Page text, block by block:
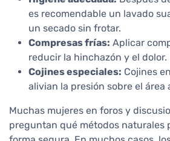
es recomendable un lavado
un secado sin frotar.
Compresas frías: Aplicar
reducir la hinchazón y el dolor.
Cojines especiales: Cojines
alivian la presión sobre el área
Muchas mujeres en foros y
preguntan qué métodos naturales